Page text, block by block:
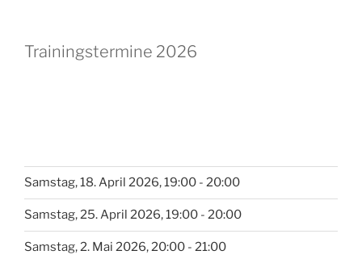
Trainingstermine 2026
Samstag, 18. April 2026, 19:00 - 20:00
Samstag, 25. April 2026, 19:00 - 20:00
Samstag, 2. Mai 2026, 20:00 - 21:00